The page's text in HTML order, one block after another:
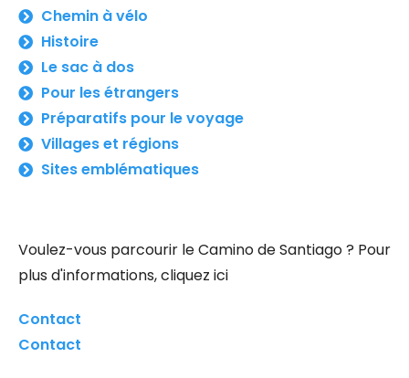
Chemin à vélo
Histoire
Le sac à dos
Pour les étrangers
Préparatifs pour le voyage
Villages et régions
Sites emblématiques
Voulez-vous parcourir le Camino de Santiago ? Pour
plus d'informations, cliquez ici
Contact
Contact